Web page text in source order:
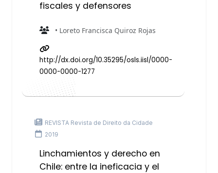
fiscales y defensores
• Loreto Francisca Quiroz Rojas
http://dx.doi.org/10.35295/osls.iisl/0000-
0000-0000-1277
REVISTA Revista de Direito da Cidade
2019
Linchamientos y derecho en
Chile: entre la ineficacia y el